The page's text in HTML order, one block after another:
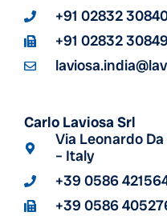
+91 02832
+91 02832
Carlo Laviosa Srl
Via Leonardo
– Italy
+39 0586
+39 0586